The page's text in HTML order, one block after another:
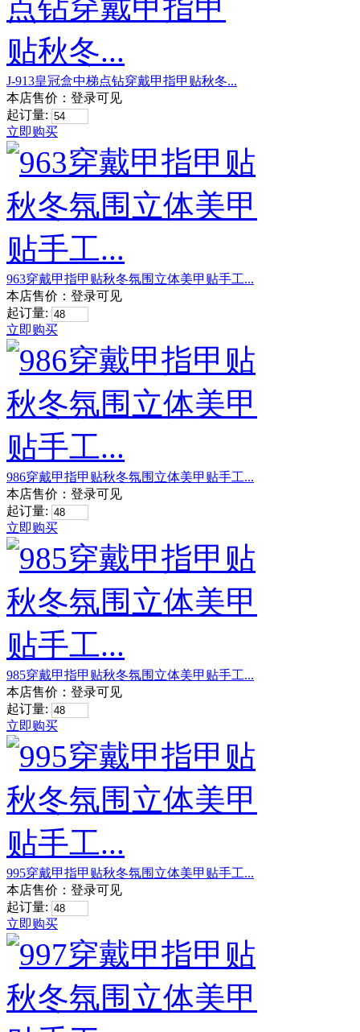
J-913皇冠盒中梯点钻穿戴甲指甲贴秋冬...
本店售价： 登录可见
起订量:
立即购买
963穿戴甲指甲贴秋冬氛围立体美甲贴手工...
本店售价： 登录可见
起订量:
立即购买
986穿戴甲指甲贴秋冬氛围立体美甲贴手工...
本店售价： 登录可见
起订量:
立即购买
985穿戴甲指甲贴秋冬氛围立体美甲贴手工...
本店售价： 登录可见
起订量:
立即购买
995穿戴甲指甲贴秋冬氛围立体美甲贴手工...
本店售价： 登录可见
起订量:
立即购买